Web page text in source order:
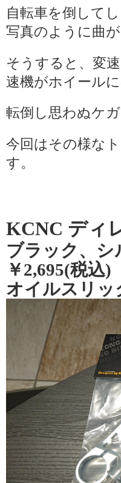
自転車を倒して
写真のように曲
そうすると、変
速機がホイール
転倒し思わぬケ
今回はその様な
す。
KCNC ディ
ブラック、シ
￥2,695(税込)
オイルスリ